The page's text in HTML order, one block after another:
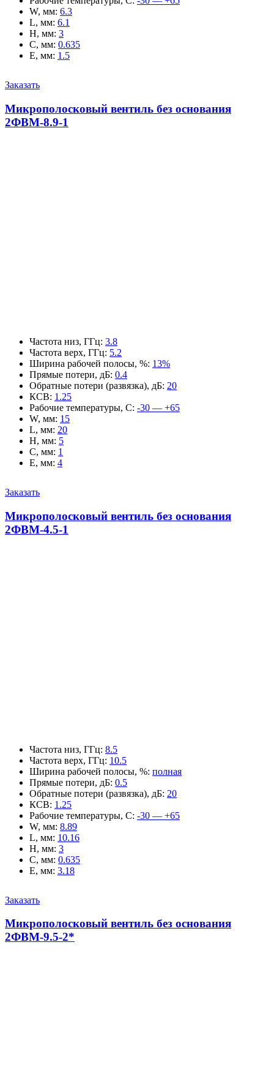
W, мм: 6.3
L, мм: 6.1
H, мм: 3
C, мм: 0.635
E, мм: 1.5
Заказать
Микрополосковый вентиль без основания
2ФВМ-8.9-1
Частота низ, ГГц: 3.8
Частота верх, ГГц: 5.2
Ширина рабочей полосы, %: 13%
Прямые потери, дБ: 0.4
Обратные потери (развязка), дБ: 20
КСВ: 1.25
Рабочие температуры, С: -30 — +65
W, мм: 15
L, мм: 20
H, мм: 5
C, мм: 1
E, мм: 4
Заказать
Микрополосковый вентиль без основания
2ФВМ-4.5-1
Частота низ, ГГц: 8.5
Частота верх, ГГц: 10.5
Ширина рабочей полосы, %: полная
Прямые потери, дБ: 0.5
Обратные потери (развязка), дБ: 20
КСВ: 1.25
Рабочие температуры, С: -30 — +65
W, мм: 8.89
L, мм: 10.16
H, мм: 3
C, мм: 0.635
E, мм: 3.18
Заказать
Микрополосковый вентиль без основания
2ФВМ-9.5-2*